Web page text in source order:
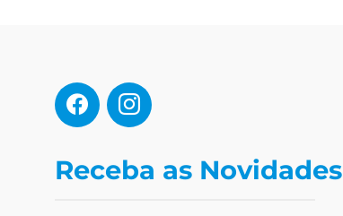
Receba as Novidades